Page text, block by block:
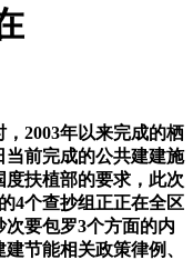
2003年以来完成的栖
当前完成的公共建建施
扶植部的要求，此次
4个查抄组正正在全区
要包罗3个方面的内
节能相关政策律例、